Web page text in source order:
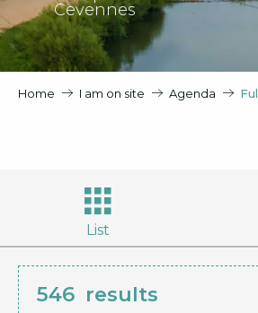
Cevennes
Home I am on site Agenda
List
546 results